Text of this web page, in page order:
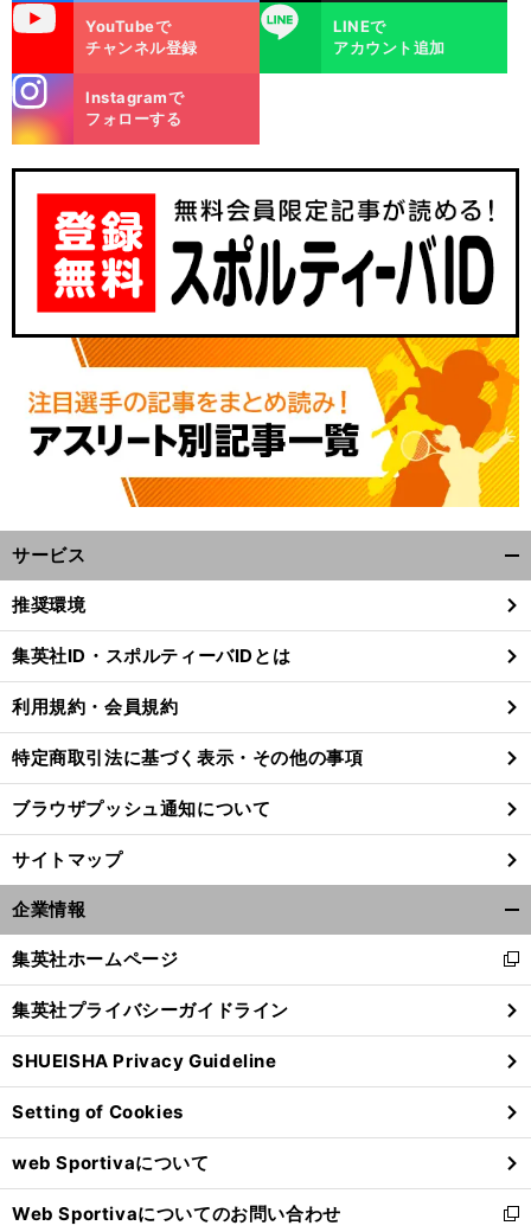
前
へ
YouTubeで
チャンネル登録
LINE
LINEで
アカウント追加
m
Instagramで
フォローする
サービス
閉
る
推奨環境
集英社ID・スポルティーバIDとは
利用規約・会員規約
特定商取引法に基づく表示・その他の事項
ブラウザプッシュ通知について
サイトマップ
企業情報
閉
る
集英社ホームページ
新
し
い
ウ
ィ
ン
ド
ウ
で
開
く
集英社プライバシーガイドライン
SHUEISHA Privacy Guideline
Setting of Cookies
web Sportivaについて
Web Sportivaについてのお問い合わせ
新